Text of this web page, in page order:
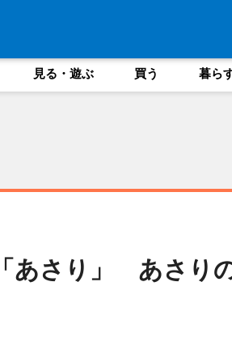
見る・遊ぶ 買う 暮ら
あさり」 あさり